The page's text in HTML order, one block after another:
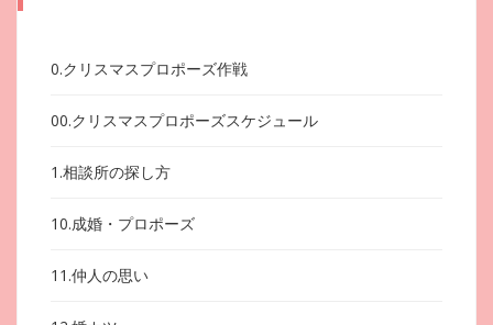
0.クリスマスプロポーズ作戦
00.クリスマスプロポーズスケジュール
1.相談所の探し方
10.成婚・プロポーズ
11.仲人の思い